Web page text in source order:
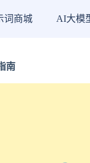
词商城 AI大模
南